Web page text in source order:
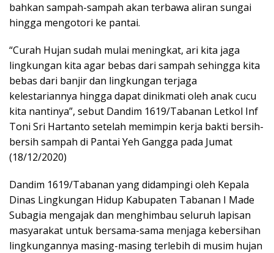
bahkan sampah-sampah akan terbawa aliran sungai
hingga mengotori ke pantai.
“Curah Hujan sudah mulai meningkat, ari kita jaga
lingkungan kita agar bebas dari sampah sehingga kita
bebas dari banjir dan lingkungan terjaga
kelestariannya hingga dapat dinikmati oleh anak cucu
kita nantinya”, sebut Dandim 1619/Tabanan Letkol Inf
Toni Sri Hartanto setelah memimpin kerja bakti bersih-
bersih sampah di Pantai Yeh Gangga pada Jumat
(18/12/2020)
Dandim 1619/Tabanan yang didampingi oleh Kepala
Dinas Lingkungan Hidup Kabupaten Tabanan I Made
Subagia mengajak dan menghimbau seluruh lapisan
masyarakat untuk bersama-sama menjaga kebersihan
lingkungannya masing-masing terlebih di musim hujan